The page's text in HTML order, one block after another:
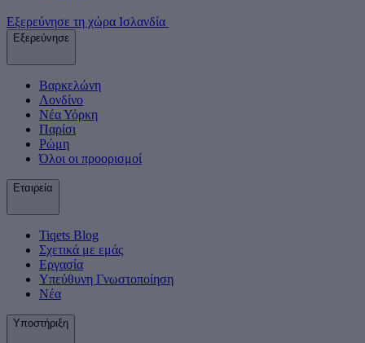
Εξερεύνησε τη χώρα Ισλανδία
Εξερεύνησε
Βαρκελώνη
Λονδίνο
Νέα Υόρκη
Παρίσι
Ρώμη
Όλοι οι προορισμοί
Εταιρεία
Tiqets Βlog
Σχετικά με εμάς
Εργασία
Υπεύθυνη Γνωστοποίηση
Νέα
Υποστήριξη